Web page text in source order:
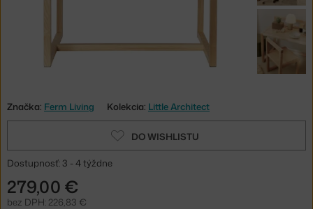
Značka: Ferm Living Kolekcia: Little Architect
DO WISHLISTU
Dostupnosť: 3 - 4 týždne
279,00 €
bez DPH: 226,83 €